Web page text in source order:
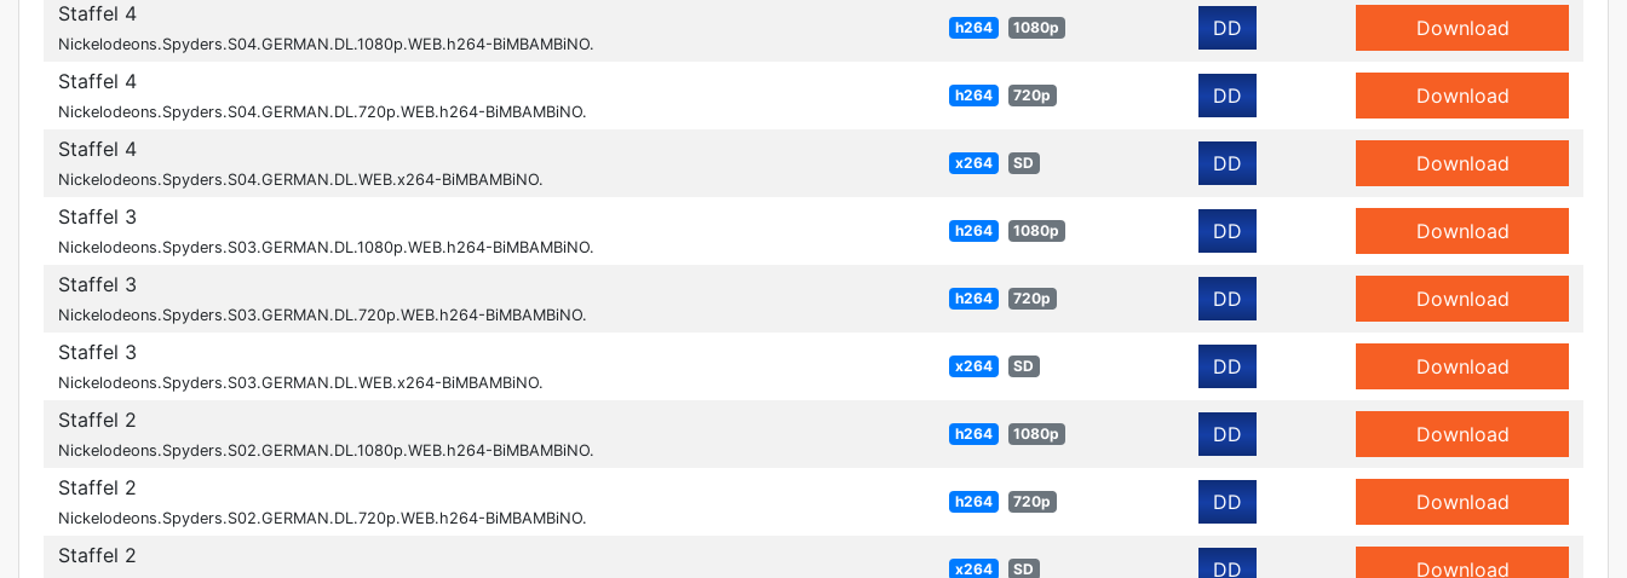
Staffel 4
Nickelodeons.Spyders.S04.GERMAN.DL.1080p.WEB.h264-BiMBAMBiNO.
h264 1080p DD Download
Staffel 4
Nickelodeons.Spyders.S04.GERMAN.DL.720p.WEB.h264-BiMBAMBiNO.
h264 720p DD Download
Staffel 4
Nickelodeons.Spyders.S04.GERMAN.DL.WEB.x264-BiMBAMBiNO.
x264 SD DD Download
Staffel 3
Nickelodeons.Spyders.S03.GERMAN.DL.1080p.WEB.h264-BiMBAMBiNO.
h264 1080p DD Download
Staffel 3
Nickelodeons.Spyders.S03.GERMAN.DL.720p.WEB.h264-BiMBAMBiNO.
h264 720p DD Download
Staffel 3
Nickelodeons.Spyders.S03.GERMAN.DL.WEB.x264-BiMBAMBiNO.
x264 SD DD Download
Staffel 2
Nickelodeons.Spyders.S02.GERMAN.DL.1080p.WEB.h264-BiMBAMBiNO.
h264 1080p DD Download
Staffel 2
Nickelodeons.Spyders.S02.GERMAN.DL.720p.WEB.h264-BiMBAMBiNO.
h264 720p DD Download
Staffel 2
x264 SD DD Download